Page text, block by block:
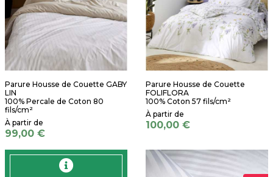
Parure Housse de Couette GABY
LIN
100% Percale de Coton 80
fils/cm²
99,00 €
Parure Housse de Couette
FOLIFLORA
100% Coton 57 fils/cm²
100,00 €